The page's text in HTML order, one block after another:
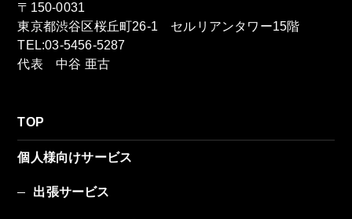
〒150-0031
東京都渋谷区桜丘町26-1 セルリアンタワー15階
TEL:03-5456-5287
代表 中谷 亜古
TOP
個人様向けサービス
出張サービス